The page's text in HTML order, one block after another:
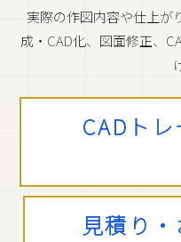
実際の作図内容や仕上が
成・CAD化、図面修正、
CADト
見積り